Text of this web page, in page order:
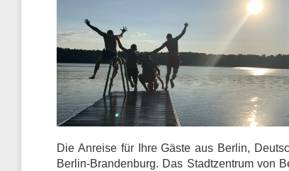
Die Anreise für Ihre Gäste aus Berlin,
Berlin-Brandenburg. Das Stadtzentrum von